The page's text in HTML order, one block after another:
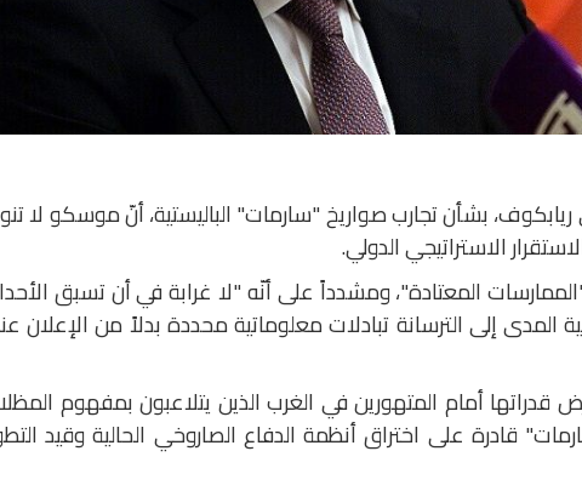
ريابكوف، بشأن تجارب صواريخ "سارمات" الباليستية، أنّ موسكو لا
الاستراتيجي الدولي.
المعتادة"، ومشدداً على أنّه "لا غرابة في أن تسبق
المدى إلى الترسانة تبادلات معلوماتية محددة بدلاً من الإعلان
أمام المتهورين في الغرب الذين يتلاعبون بمفهوم
قادرة على اختراق أنظمة الدفاع الصاروخي الحالية وقيد